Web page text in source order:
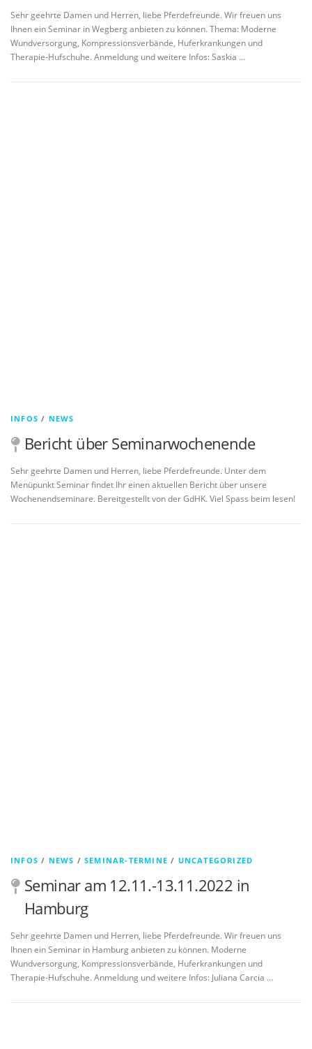
Sehr geehrte Damen und Herren, liebe Pferdefreunde. Wir freuen uns
Ihnen ein Seminar in Wegberg anbieten zu können. Thema: Moderne
Wundversorgung, Kompressionsverbände, Huferkrankungen und
Therapie-Hufschuhe. Anmeldung und weitere Infos: Saskia …
INFOS / NEWS
Bericht über Seminarwochenende
Sehr geehrte Damen und Herren, liebe Pferdefreunde. Unter dem
Menüpunkt Seminar findet Ihr einen aktuellen Bericht über unsere
Wochenendseminare. Bereitgestellt von der GdHK. Viel Spass beim lesen!
INFOS / NEWS /SEMINAR-TERMINE / UNCATEGORIZED
Seminar am 12.11.-13.11.2022 in
Hamburg
Sehr geehrte Damen und Herren, liebe Pferdefreunde. Wir freuen uns
Ihnen ein Seminar in Hamburg anbieten zu können. Moderne
Wundversorgung, Kompressionsverbände, Huferkrankungen und
Therapie-Hufschuhe. Anmeldung und weitere Infos: Juliana Carcia …